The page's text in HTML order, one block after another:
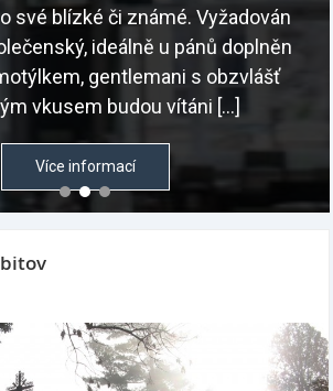
své blízké či známé. Vyžadován
ideálně u pánů doplněn
gentlemani s obzvlášť
vkusem budou vítáni […]
Více informací